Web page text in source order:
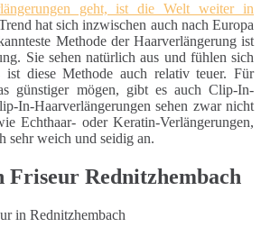
geht, ist die Welt weiter in
hat sich inzwischen auch nach Europa
Methode der Haarverlängerung ist
Sie sehen natürlich aus und fühlen sich
diese Methode auch relativ teuer. Für
günstiger mögen, gibt es auch Clip-In-
In-Haarverlängerungen sehen zwar nicht
Echthaar- oder Keratin-Verlängerungen,
sehr weich und seidig an.
Friseur Rednitzhembach